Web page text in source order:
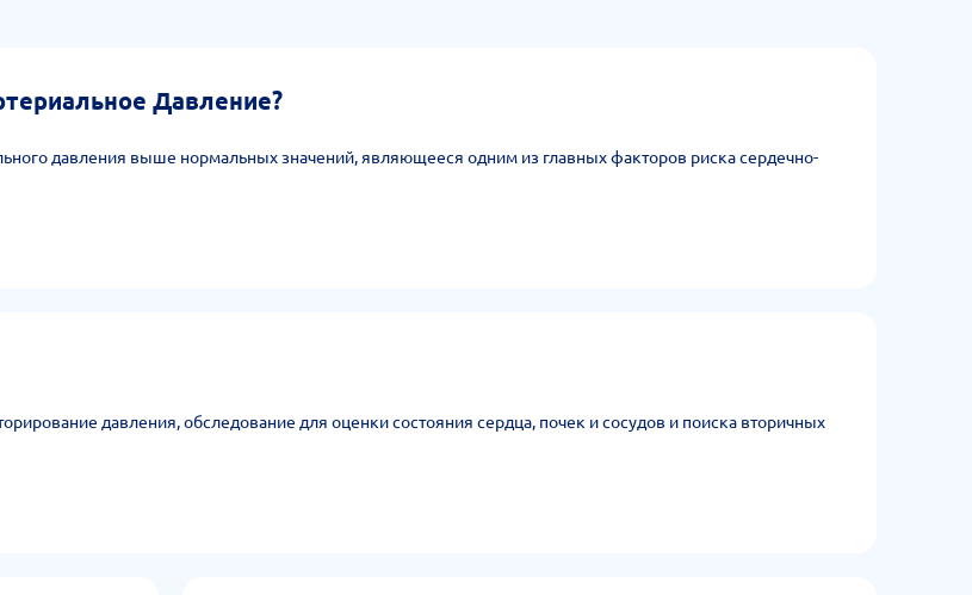
Давление?
давления выше нормальных значений, являющееся одним из главных факторов риска сердечно-
давления, обследование для оценки состояния сердца, почек и сосудов и поиска вторичных